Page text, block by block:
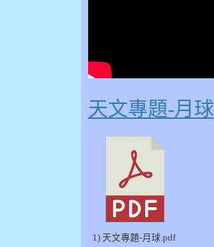
天文專題-月球
1) 天文專題-月球.pdf